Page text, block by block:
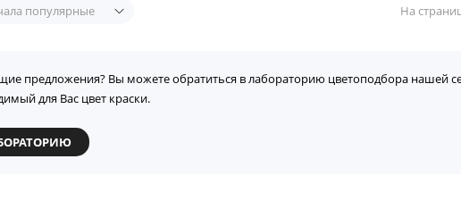
популярные На
предложения? Вы можете обратиться в лабораторию цветоподбора нашей
для Вас цвет краски.